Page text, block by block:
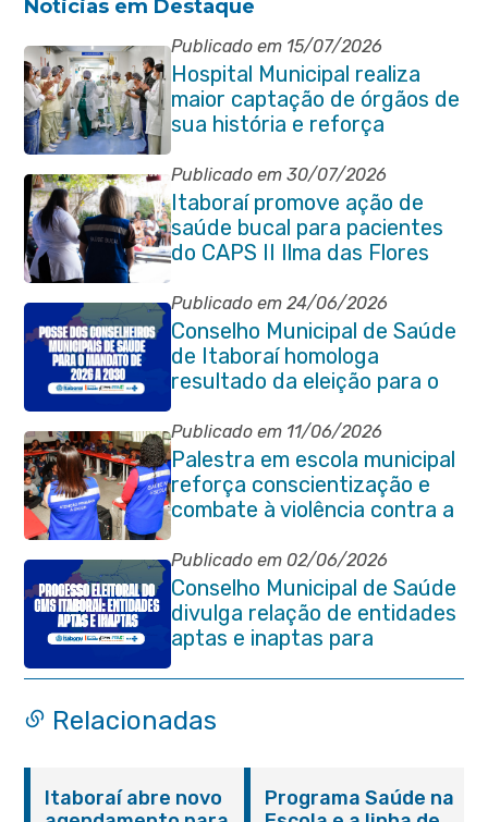
Noticias em Destaque
Publicado em 15/07/2026
Hospital Municipal realiza
maior captação de órgãos de
sua história e reforça
compromisso com a vida
Publicado em 30/07/2026
Itaboraí promove ação de
saúde bucal para pacientes
do CAPS II Ilma das Flores
Publicado em 24/06/2026
Conselho Municipal de Saúde
de Itaboraí homologa
resultado da eleição para o
quadriênio 2026–2030
Publicado em 11/06/2026
Palestra em escola municipal
reforça conscientização e
combate à violência contra a
pessoa idosa em Itaboraí
Publicado em 02/06/2026
Conselho Municipal de Saúde
divulga relação de entidades
aptas e inaptas para
processo eleitoral do
quadriênio 2026-2030
Relacionadas
Itaboraí abre novo
Programa Saúde na